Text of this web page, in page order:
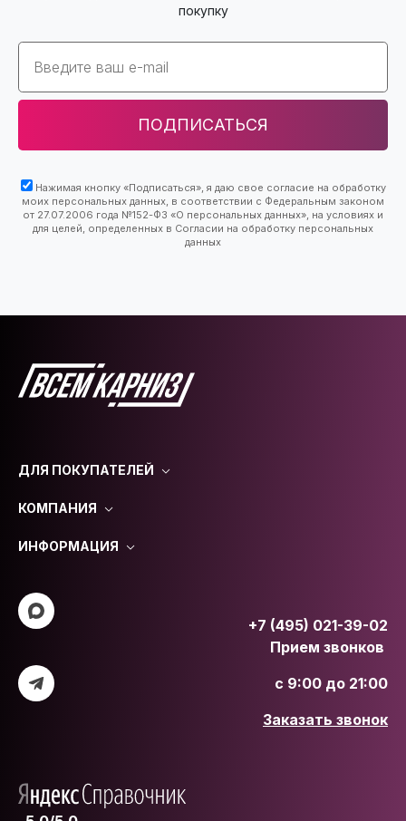
покупку
Email
ПОДПИСАТЬСЯ
Нажимая кнопку «Подписаться», я даю свое согласие на обработку
моих персональных данных, в соответствии с Федеральным законом
от 27.07.2006 года №152-ФЗ «О персональных данных», на условиях и
для целей, определенных в Согласии на обработку персональных
данных
ДЛЯ ПОКУПАТЕЛЕЙ
КОМПАНИЯ
ИНФОРМАЦИЯ
+7 (495) 021-39-02
Прием звонков
с 9:00 до 21:00
Заказать звонок